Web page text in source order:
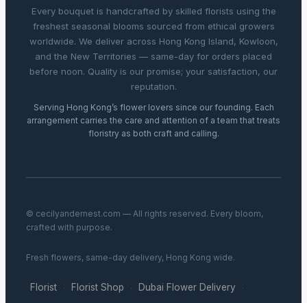
Every bouquet is handcrafted by skilled florists using the
freshest seasonal blooms sourced from ethical growers
worldwide. We deliver across Hong Kong Island, Kowloon,
and the New Territories — same-day for orders placed
before noon. Quality is our promise; your satisfaction, our
reputation.
Serving Hong Kong’s flower lovers since our founding. Each
arrangement carries the care and attention of a team that treats
floristry as both craft and calling.
© cecilyandernest.com — All rights reserved. Every bloom,
crafted with purpose.
Fresh flowers, same-day delivery, Hong Kong wide.
Florist · Florist Shop · Dubai Flower Delivery ·